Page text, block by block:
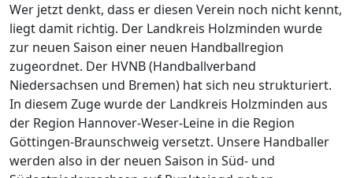
Wer jetzt denkt, dass er diesen Verein noch nicht kennt,
liegt damit richtig. Der Landkreis Holzminden wurde
zur neuen Saison einer neuen Handballregion
zugeordnet. Der HVNB (Handballverband
Niedersachsen und Bremen) hat sich neu strukturiert.
In diesem Zuge wurde der Landkreis Holzminden aus
der Region Hannover-Weser-Leine in die Region
Göttingen-Braunschweig versetzt. Unsere Handballer
werden also in der neuen Saison in Süd- und